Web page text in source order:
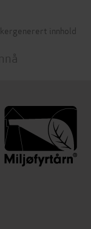
innhold